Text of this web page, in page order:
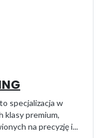
specjalizacja w
klasy premium,
na precyzję i...